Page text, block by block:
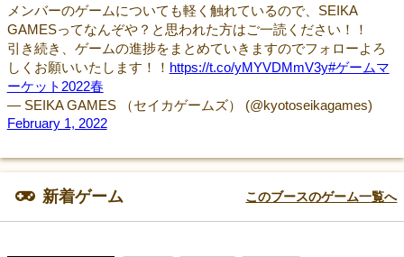
メンバーのゲームについても軽く触れているので、SEIKA
GAMESってなんぞや？と思われた方はご一読ください！！
引き続き、ゲームの進捗をまとめていきますのでフォローよろ
しくお願いいたします！！ https://t.co/yMYVDMmV3y#ゲームマ
ーケット2022春
— SEIKA GAMES （セイカゲームズ） (@kyotoseikagames)
February 1, 2022
新着ゲーム このブースのゲーム一覧へ